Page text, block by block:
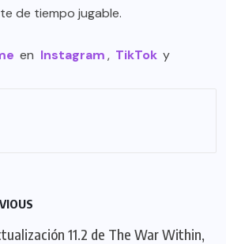
de tiempo jugable.
en Instagram, TikTok y
11.2 de The War Within,